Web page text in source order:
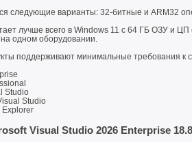
следующие варианты: 32-битные и ARM32
лучше всего в Windows 11 с 64 ГБ ОЗУ и
одном оборудовании.
поддерживают минимальные требования к
Studio
Studio
Explorer
Visual Studio 2026 Enterprise